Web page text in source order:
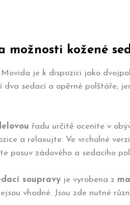
možnosti kožené
Movida je k dispozici jako
dva sedací a opěrné polštáře,
řadu určitě oceníte v
a relaxujte. Ve vrcholné
posuv zádového a sedacího
soupravy je vyrobena z
vhodné. Jsou zde nutné